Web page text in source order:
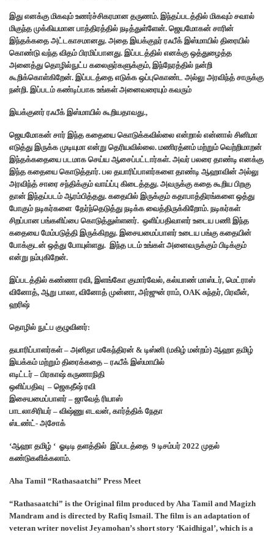
இது எனக்கு மிகவும் உணர்ச்சிகரமான தருணம். இந்தப்படத்தில் மிகவும் சவால்
மிகுந்த முக்கியமான பாத்திரத்தில் நடித்துள்ளேன். ஜெயமோகன் சாரின்
இந்தக்கதை அட்டகாசமானது. அதை இயக்குநர் ரஃபீக் இஸ்மாயில் திரையில்
கொண்டு வந்த விதம் பிரமிப்பானது. இப்படத்தில் எனக்கு ஒத்துழைத்த
அனைத்து தொழில்நுட்ப கலைஞர்களுக்கும், இந்நேரத்தில் நன்றி
கூறிக்கொள்கிறேன். இப்படத்தை எடுக்க ஒப்புகொண்ட அல்லு அரவிந்த் சாருக்கு
நன்றி. இப்படம் கண்டிப்பாக உங்கள் அனைவரையும் கவரும்
இயக்குனர் ரஃபீக் இஸ்மாயில் கூறியதாவது.,
ஜெயமோகன் சார் இந்த கதையை கொடுக்கவில்லை என்றால் என்னால் சினிமா
எடுத்து இருக்க முடியுமா என்று தெரியவில்லை. மணிரத்னம் மற்றும் வெற்றிமாறன்
இந்தக்கதையை படமாக செய்ய ஆசைப்பட்டார்கள். அவர் பலரை தாண்டி எனக்கு
இந்த கதையை கொடுத்தார். பல தயாரிப்பாளர்களை தாண்டி ஆஹாவின் அல்லு
அரவிந்த் சாரை சந்திக்கும் வாய்ப்பு கிடைத்தது. அவருக்கு கதை கூறிய பிறகு
தான் இந்தப்படம் ஆரம்பித்தது. கதையில் இருக்கும் கதாபாத்திரங்களை ஒத்து
போகும் நடிகர்களை தேர்ந்தெடுத்து நடிக்க வைத்திருக்கிறோம். நடிகர்கள்
சிறப்பான பங்களிப்பை கொடுத்துள்ளனர். ஒளிப்பதிவாளர் உடைய பணி இந்த
கதையை மேம்படுத்தி இருக்கிறது. இசையமைப்பாளர் உடைய பங்கு கதையின்
போக்குடன் ஒத்து போயுள்ளது. இந்த படம் உங்கள் அனைவருக்கும் பிடிக்கும்
என்று நம்புகிறேன்.
இப்படத்தில் கண்ணா ரவி, இளங்கோ குமார்வேல், கல்யாண் மாஸ்டர், மெட்ராஸ்
வினோத், ஆறு பாலா, வினோத் முன்னா, அர்ஜுன் ராம், OAK சுந்தர், பிரவீன்,
ஹரிஷ்
தொழில் நுட்ப குழுவினர்:
தயாரிப்பாளர்கள் – அனிதா மகேந்திரன் & டிஸ்னி (மகிழ் மன்றம்) ஆஹா தமிழ்
இயக்கம் மற்றும் திரைக்கதை – ரஃபீக் இஸ்மாயில்
எடிட்டர் – பிரகாஷ் கருணாநிதி
ஒளிப்பதிவு – ஜெகதீஷ் ரவி
இசையமைப்பாளர் – ஜாவேத் ரியாஸ்
பாடலாசிரியர் – விஷ்ணு எடவன், கார்த்திக் நேதா
ஸ்டண்ட்- அசோக்
‘ஆஹா தமிழ் ‘ ஓடிடி தளத்தில் இப்படத்தை 9 டிசம்பர் 2022 முதல்
கண்டுகளிக்கலாம்.
Aha Tamil “Rathasaatchi” Press Meet
“Rathasaatchi” is the Original film produced by Aha Tamil and Magizh
Mandram and is directed by Rafiq Ismail. The film is an adaptation of
veteran writer novelist Jeyamohan’s short story ‘Kaidhigal’, which is a